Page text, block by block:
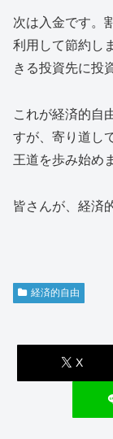
次は入金です。
利用して節約し
きる投資先に投
これが経済的自
すが、寄り道し
王道を歩み始め
皆さんが、経済
経済的自由
X